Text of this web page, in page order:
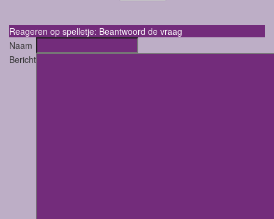
Reageren op spelletje: Beantwoord de vraag
Naam
Bericht